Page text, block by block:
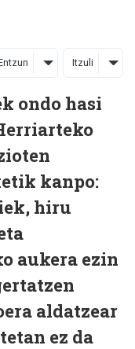
Itzuli
ondo hasi
kanpo:
hiru
aukera ezin
aldatzear
ez da